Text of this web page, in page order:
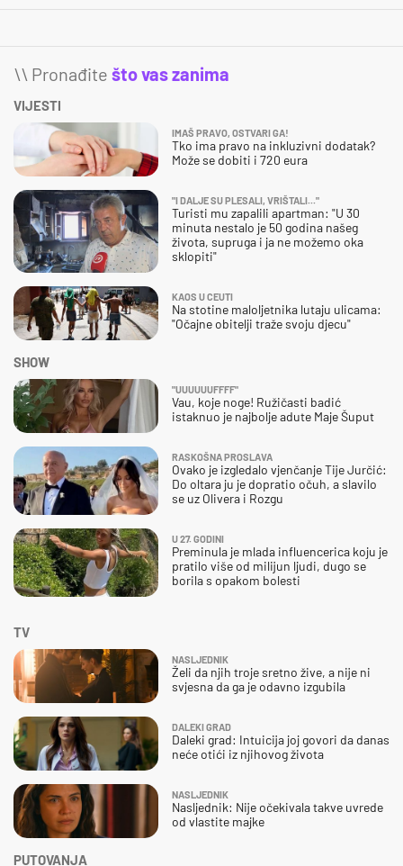
\\ Pronađite što vas zanima
VIJESTI
IMAŠ PRAVO, OSTVARI GA!
Tko ima pravo na inkluzivni dodatak?
Može se dobiti i 720 eura
"I DALJE SU PLESALI, VRIŠTALI..."
Turisti mu zapalili apartman: "U 30
minuta nestalo je 50 godina našeg
života, supruga i ja ne možemo oka
sklopiti"
KAOS U CEUTI
Na stotine maloljetnika lutaju ulicama:
"Očajne obitelji traže svoju djecu"
SHOW
"UUUUUUFFFF"
Vau, koje noge! Ružičasti badić
istaknuo je najbolje adute Maje Šuput
RASKOŠNA PROSLAVA
Ovako je izgledalo vjenčanje Tije Jurčić:
Do oltara ju je dopratio očuh, a slavilo
se uz Olivera i Rozgu
U 27. GODINI
Preminula je mlada influencerica koju je
pratilo više od milijun ljudi, dugo se
borila s opakom bolesti
TV
NASLJEDNIK
Želi da njih troje sretno žive, a nije ni
svjesna da ga je odavno izgubila
DALEKI GRAD
Daleki grad: Intuicija joj govori da danas
neće otići iz njihovog života
NASLJEDNIK
Nasljednik: Nije očekivala takve uvrede
od vlastite majke
PUTOVANJA